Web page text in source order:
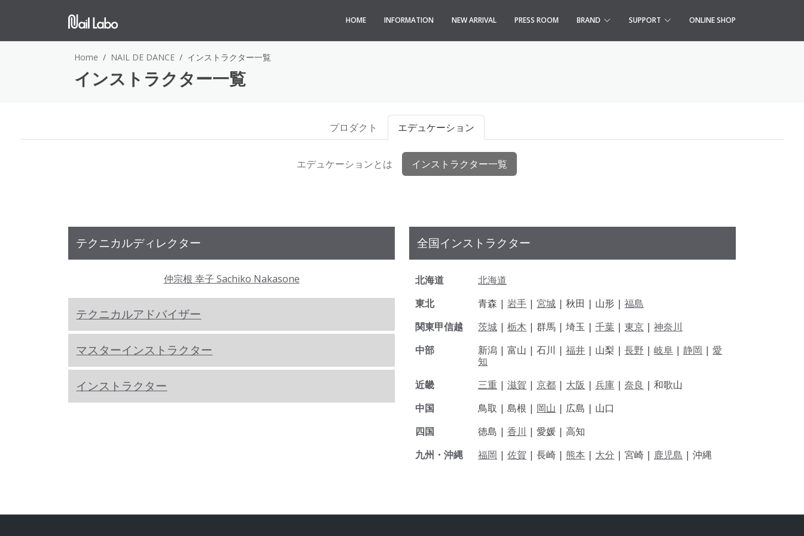
HOME INFORMATION NEW ARRIVAL PRESS ROOM BRAND SUPPORT ONLINE SHOP
Home NAIL DE DANCE インストラクター一覧
インストラクター一覧
プロダクト エデュケーション
エデュケーションとは インストラクター一覧
テクニカルディレクター
仲宗根 幸子 Sachiko Nakasone
テクニカルアドバイザー
マスターインストラクター
インストラクター
全国インストラクター
北海道
北海道
東北
青森 |岩手 |宮城 | 秋田 | 山形 |福島
関東甲信越
茨城 |栃木 | 群馬 | 埼玉 |千葉 |東京 |神奈川
中部
新潟 |富山 |石川 |福井 | 山梨 |長野 |岐阜 |静岡 |愛
知
近畿
三重 |滋賀 |京都 | 大阪 |兵庫 |奈良 |和歌山
中国
鳥取 |島根 | 岡山 | 広島 | 山口
四国
徳島 |香川 |愛媛 |高知
九州・沖縄
福岡 |佐賀 |長崎 | 熊本 | 大分 |宮崎 | 鹿児島 |沖縄